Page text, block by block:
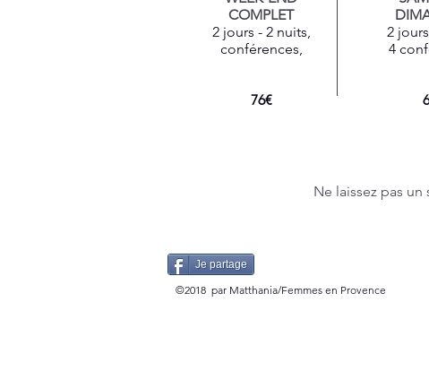
COMPLET
2 jours - 2 nuits,
conférences,
76€
2
4
Ne laissez pas
Je partage
©2018 par Matthania/Femmes en Provence